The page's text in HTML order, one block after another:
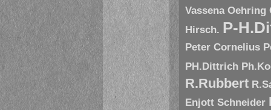
Vassena Oehring
Hirsch. P-
Peter Cornelius
PH.Dittrich
R.Rubbert
Enjott Schneider